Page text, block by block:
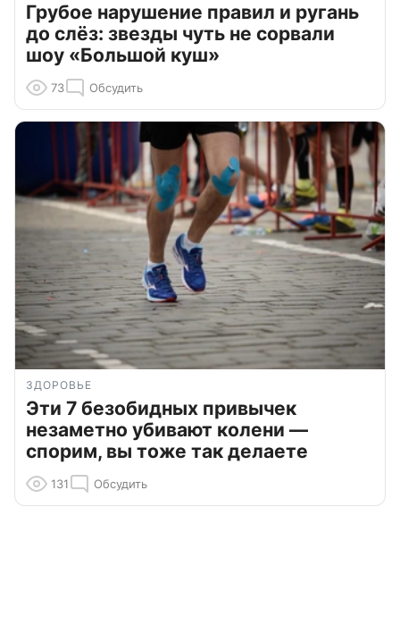
Грубое нарушение правил и ругань
до слёз: звезды чуть не сорвали
шоу «Большой куш»
73 Обсудить
ЗДОРОВЬЕ
Эти 7 безобидных привычек
незаметно убивают колени —
спорим, вы тоже так делаете
131 Обсудить